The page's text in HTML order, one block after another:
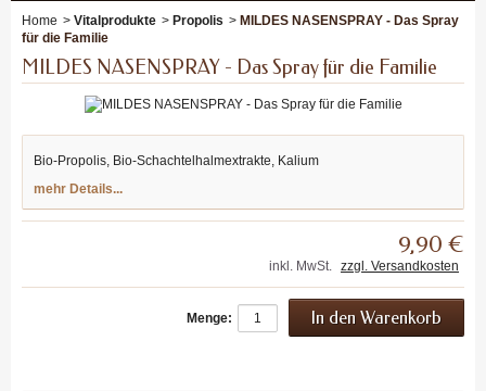
Home > Vitalprodukte > Propolis > MILDES NASENSPRAY - Das Spray
für die Familie
MILDES NASENSPRAY - Das Spray für die Familie
Bio-Propolis, Bio-Schachtelhalmextrakte, Kalium
mehr Details...
9,90 €
inkl. MwSt. zzgl. Versandkosten
Menge: